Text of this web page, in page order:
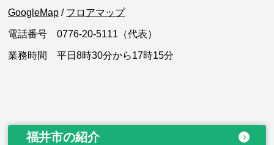
GoogleMap / フロアマップ
電話番号 0776-20-5111（代表）
業務時間 平日8時30分から17時15分
福井市の紹介